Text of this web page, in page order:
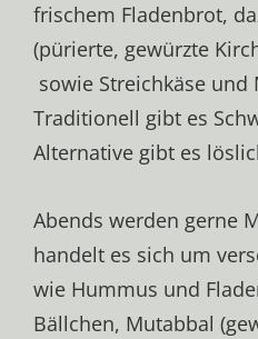
frischem Fladenbrot,
(pürierte, gewürzte
sowie Streichkäse
Traditionell gibt es
Alternative gibt es
Abends werden gerne
handelt es sich um
wie Hummus und
Bällchen, Mutabbal